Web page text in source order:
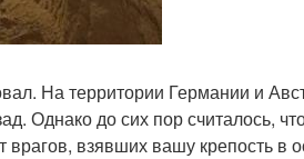
На территории Германии и
Однако до сих пор считалось,
врагов, взявших вашу крепость в